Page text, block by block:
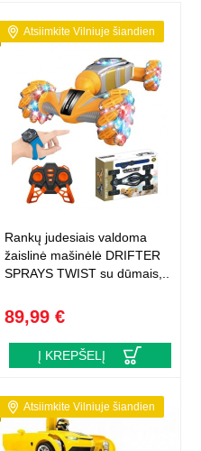
Atsiimkite Vilniuje šiandien
Rankų judesiais valdoma
žaislinė mašinėlė DRIFTER
SPRAYS TWIST su dūmais,..
89,99 €
Į KREPŠELĮ
Atsiimkite Vilniuje šiandien